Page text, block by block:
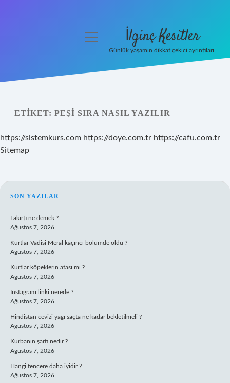
Yasal Uyarı
Hakkımızda
menüyü
İlginç Kesitler
Günlük yaşamın dikkat çekici ayrıntıları.
ETIKET: PEŞI SIRA NASIL YAZILIR
https://sistemkurs.com https://doye.com.tr https://cafu.com.tr
Sitemap
SIDEBAR
SON YAZILAR
Lakırtı ne demek ?
Ağustos 7, 2026
Kurtlar Vadisi Meral kaçıncı bölümde öldü ?
Ağustos 7, 2026
Kurtlar köpeklerin atası mı ?
Ağustos 7, 2026
Instagram linki nerede ?
Ağustos 7, 2026
Hindistan cevizi yağı saçta ne kadar bekletilmeli ?
Ağustos 7, 2026
Kurbanın şartı nedir ?
Ağustos 7, 2026
Hangi tencere daha iyidir ?
Ağustos 7, 2026